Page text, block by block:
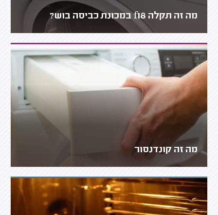
מה זה תקלה f18 במכונת כביסה בוש?
מה זה קונדנסור